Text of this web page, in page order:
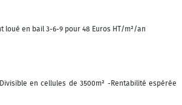
loué en bail 3-6-9 pour 48 Euros HT/m²/an
en cellules de 3500m² -Rentabilité espérée